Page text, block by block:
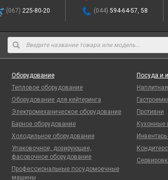
(044) 594-64-57, 58
(067) 225-80-20
Оборудование
Тепловое оборудование
Оборудование для кейтеринга
Электромеханическое оборудование
Барное оборудование
Холодильное оборудование
Упаковочное, дозирующее,
фасовочное оборудование
Профессиональные посудомоечные
машины
Посуда и
Противни
Кухонные